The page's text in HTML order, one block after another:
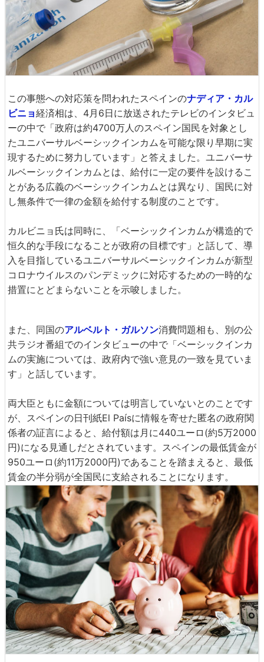
この事態への対応策を問われたスペインのナディア・カル
ビニョ経済相は、4月6日に放送されたテレビのインタビュ
ーの中で「政府は約4700万人のスペイン国民を対象とし
たユニバーサルベーシックインカムを可能な限り早期に実
現するために努力しています」と答えました。ユニバーサ
ルベーシックインカムとは、給付に一定の要件を設けるこ
とがある広義のベーシックインカムとは異なり、国民に対
し無条件で一律の金額を給付する制度のことです。
カルビニョ氏は同時に、「ベーシックインカムが構造的で
恒久的な手段になることが政府の目標です」と話して、導
入を目指しているユニバーサルベーシックインカムが新型
コロナウイルスのパンデミックに対応するための一時的な
措置にとどまらないことを示唆しました。
また、同国のアルベルト・ガルソン消費問題相も、別の公
共ラジオ番組でのインタビューの中で「ベーシックインカ
ムの実施については、政府内で強い意見の一致を見ていま
す」と話しています。
両大臣ともに金額については明言していないとのことです
が、スペインの日刊紙El Paísに情報を寄せた匿名の政府関
係者の証言によると、給付額は月に440ユーロ(約5万2000
円)になる見通しだとされています。スペインの最低賃金が
950ユーロ(約11万2000円)であることを踏まえると、最低
賃金の半分弱が全国民に支給されることになります。